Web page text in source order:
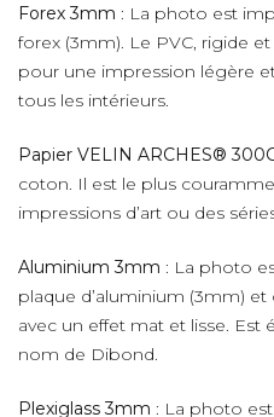
Forex 3mm : La photo est
forex (3mm). Le PVC, rigide
pour une impression légère
tous les intérieurs.
Papier VELIN ARCHES®
coton. Il est le plus
impressions d’art ou des
Aluminium 3mm : La photo
plaque d’aluminium (3mm)
avec un effet mat et lisse.
nom de Dibond.
Plexiglass 3mm : La photo